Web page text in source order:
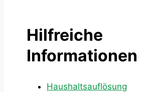
Hilfreiche
Informationen
Haushaltsauflösung